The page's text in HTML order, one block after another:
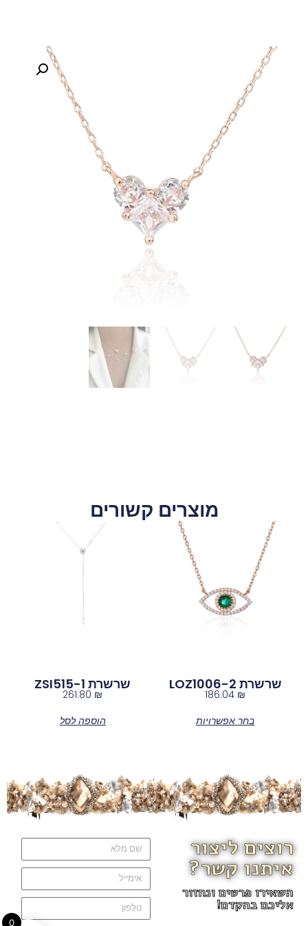
מוצרים קשורים
שרשרת LOZ1006-2
186.04 ₪
בחר אפשרויות
שרשרת ZSI515-1
261.80 ₪
הוספה לסל
רוצים ליצור
איתנו קשר?
השאירו פרטים ונחזור
אליכם בהקדם!
0